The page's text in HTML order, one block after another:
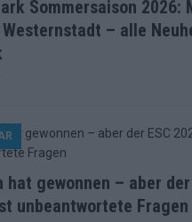
Sommersaison 2026:
Westernstadt – alle
hat gewonnen – aber der
unbeantwortete Fragen